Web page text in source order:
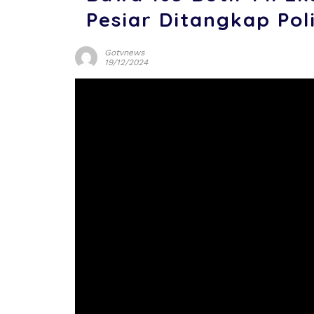
Pesiar Ditangkap
Gotvnews
19/12/2024